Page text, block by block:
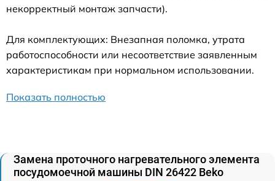
некорректный монтаж запчасти).
Для комплектующих: Внезапная поломка, утрата
работоспособности или несоответствие заявленным
характеристикам при нормальном использовании.
Показать полностью
Замена проточного нагревательного элемента
посудомоечной машины DIN 26422 Beko